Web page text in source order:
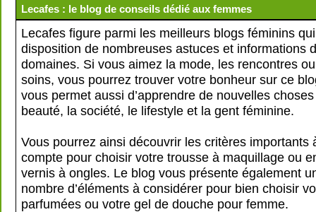
Lecafes : le blog de conseils dédié aux femmes
Lecafes figure parmi les meilleurs blogs féminins
disposition de nombreuses astuces et informations
domaines. Si vous aimez la mode, les rencontres
soins, vous pourrez trouver votre bonheur sur ce
vous permet aussi d’apprendre de nouvelles
beauté, la société, le lifestyle et la gent féminine.
Vous pourrez ainsi découvrir les critères importants
compte pour choisir votre trousse à maquillage ou
vernis à ongles. Le blog vous présente également
nombre d’éléments à considérer pour bien choisir
parfumées ou votre gel de douche pour femme.